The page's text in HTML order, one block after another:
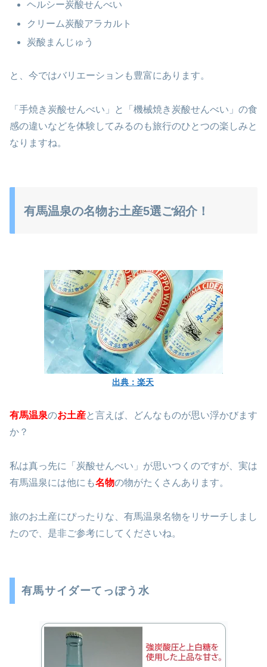
ヘルシー炭酸せんべい
クリーム炭酸アラカルト
炭酸まんじゅう
と、今ではバリエーションも豊富にあります。
「手焼き炭酸せんべい」と「機械焼き炭酸せんべい」の食
感の違いなどを体験してみるのも旅行のひとつの楽しみと
なりますね。
有馬温泉の名物お土産5選ご紹介！
出典：楽天
有馬温泉のお土産と言えば、どんなものが思い浮かびます
か？
私は真っ先に「炭酸せんべい」が思いつくのですが、実は
有馬温泉には他にも名物の物がたくさんあります。
旅のお土産にぴったりな、有馬温泉名物をリサーチしまし
たので、是非ご参考にしてくださいね。
有馬サイダーてっぽう水